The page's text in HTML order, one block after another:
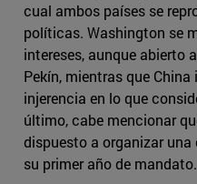
cual ambos países se
políticas. Washington se
intereses, aunque abierto
Pekín, mientras que
injerencia en lo que
último, cabe mencionar
dispuesto a organizar
su primer año de mandato.